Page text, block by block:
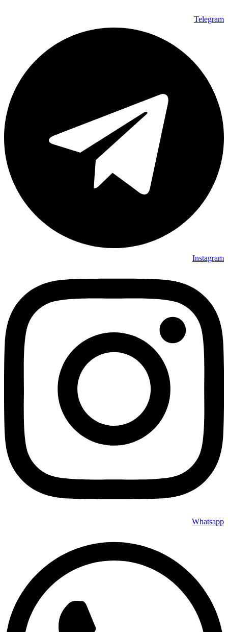
Telegram
Instagram
Whatsapp